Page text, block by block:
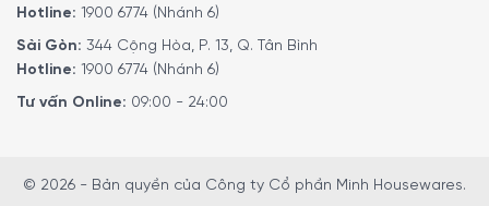
Để phục vụ khách hàng tốt hơn trong việc sử dụng hoặc
tìm hiểu về các tính năng của các sản phẩm gia dụng.
Minh House đã cho ra đời kênh
Hotline: 1900 6774 (Nhánh 6)
Sài Gòn: 344 Cộng Hòa, P. 13, Q. Tân Bình
Hotline: 1900 6774 (Nhánh 6)
Tư vấn Online: 09:00 - 24:00
© 2026 - Bản quyền của Công ty Cổ phần Minh Housewares.